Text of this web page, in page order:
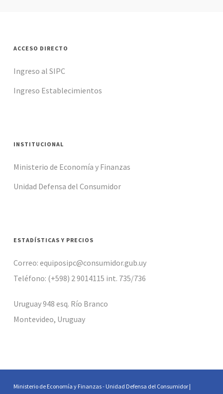
ACCESO DIRECTO
Ingreso al SIPC
Ingreso Establecimientos
INSTITUCIONAL
Ministerio de Economía y Finanzas
Unidad Defensa del Consumidor
ESTADÍSTICAS Y PRECIOS
Correo: equiposipc@consumidor.gub.uy
Teléfono: (+598) 2 9014115 int. 735/736
Uruguay 948 esq. Río Branco
Montevideo, Uruguay
Ministerio de Economía y Finanzas - Unidad Defensa del Consumidor |